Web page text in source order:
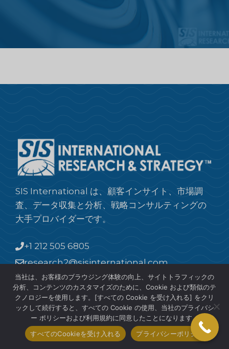
SIS International は、顧客インサイト、市場調
査、データ収集と分析、戦略コンサルティングの
大手プロバイダーです。
+1 212 505 6805
research2@sisinternational.com
産業
B2B市場調査
消費者市場調査
食料と飲料
当社は、お客様のブラウジング体験の向上、サイトトラフィックの
分析、コンテンツのカスタマイズのために、Cookie および類似のテ
クノロジーを使用します。[すべての Cookie を受け入れる] をクリ
ックして続行すると、すべての Cookie の使用、当社のプライバシ
ー ポリシーおよび利用規約に同意したことになります。
すべてのCookieを受け入れる
プライバシーポリシー